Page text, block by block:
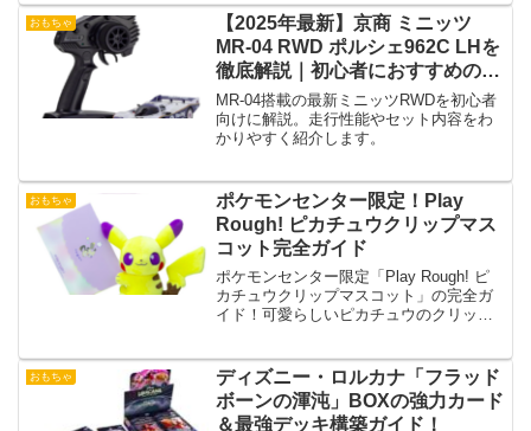
おもちゃ
【2025年最新】京商 ミニッツ
MR-04 RWD ポルシェ962C LHを
徹底解説｜初心者におすすめの本
格RCレディセット！
MR-04搭載の最新ミニッツRWDを初心者
向けに解説。走行性能やセット内容をわ
かりやすく紹介します。
おもちゃ
ポケモンセンター限定！Play
Rough! ピカチュウクリップマス
コット完全ガイド
ポケモンセンター限定「Play Rough! ピ
カチュウクリップマスコット」の完全ガ
イド！可愛らしいピカチュウのクリップ
おもちゃ
ディズニー・ロルカナ「フラッド
ボーンの渾沌」BOXの強力カード
＆最強デッキ構築ガイド！